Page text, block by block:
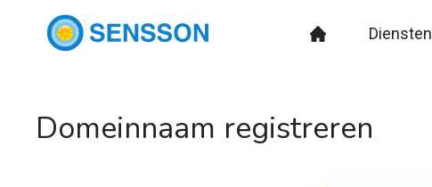
Diensten
Domeinnaam registreren